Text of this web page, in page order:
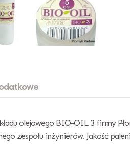
olejowego BIO-OIL 3 firmy
zespołu inżynierów. Jakość